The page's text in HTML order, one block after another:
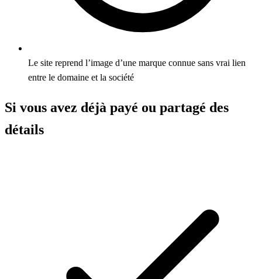
Le site reprend l’image d’une marque connue sans vrai lien
entre le domaine et la société
Si vous avez déjà payé ou partagé des
détails